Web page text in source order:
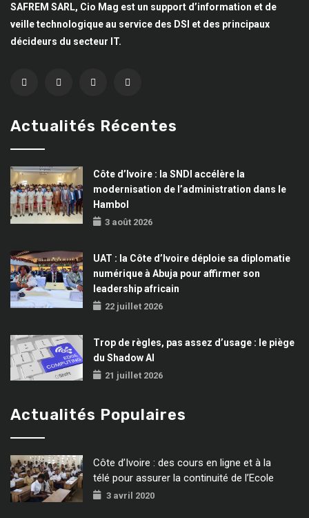
SAFREM SARL, Cio Mag est un support d’information et de
veille technologique au service des DSI et des principaux
décideurs du secteur IT.
Actualités Récentes
Côte d’Ivoire : la SNDI accélère la
modernisation de l’administration dans le
Hambol
3 août 2026
UAT : la Côte d’Ivoire déploie sa diplomatie
numérique à Abuja pour affirmer son
leadership africain
22 juillet 2026
Trop de règles, pas assez d’usage : le piège
du Shadow AI
21 juillet 2026
Actualités Populaires
Côte d’Ivoire : des cours en ligne et à la
télé pour assurer la continuité de l’Ecole
3 avril 2020